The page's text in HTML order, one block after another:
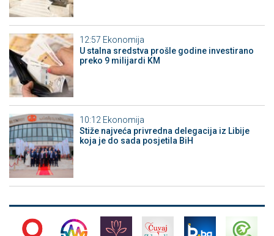
12:57 Ekonomija
U stalna sredstva prošle godine investirano
preko 9 milijardi KM
10:12 Ekonomija
Stiže najveća privredna delegacija iz Libije
koja je do sada posjetila BiH